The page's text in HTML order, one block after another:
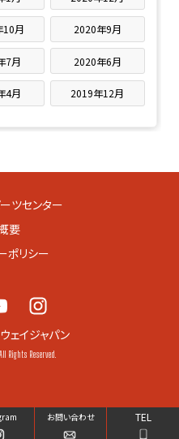
10月 2020年9月
7月 2020年6月
4月 2019年12月
ツセンター
要
ポリシー
ェイジャパン
Rights Reserved.
お問い合わせ TEL